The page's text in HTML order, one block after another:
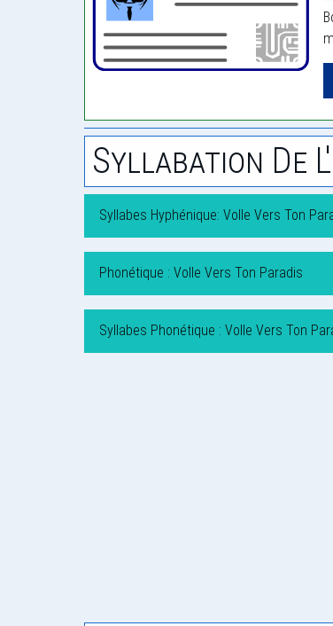
Syllabation De
Syllabes Hyphénique: Volle Vers Ton
Phonétique : Volle Vers Ton Paradis
Syllabes Phonétique : Volle Vers Ton